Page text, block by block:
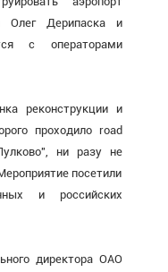
Олег Дерипаска и
с операторами
реконструкции и
проходило road
ни разу не
посетили
и российских
директора ОАО